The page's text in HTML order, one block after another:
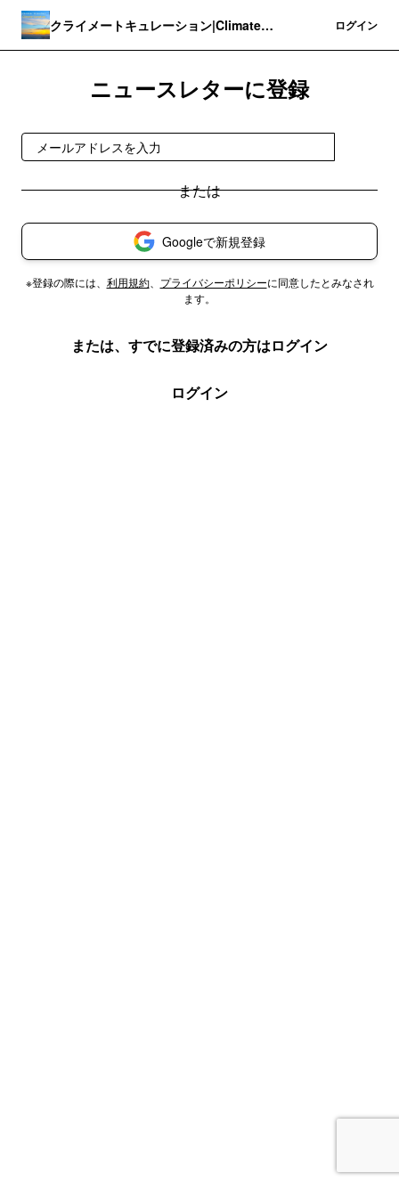
クライメートキュレーション|Climate
ログイン
ニュースレターに登録
Googleで新規登録
※登録の際には、 利用規約、 プライバシーポリシーに同意したとみなされ
ます。
または、すでに登録済みの方はログイン
ログイン